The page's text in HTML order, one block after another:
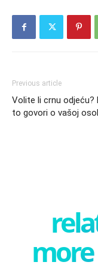
Previous article
Volite li crnu odjeću?
to govori o vašoj